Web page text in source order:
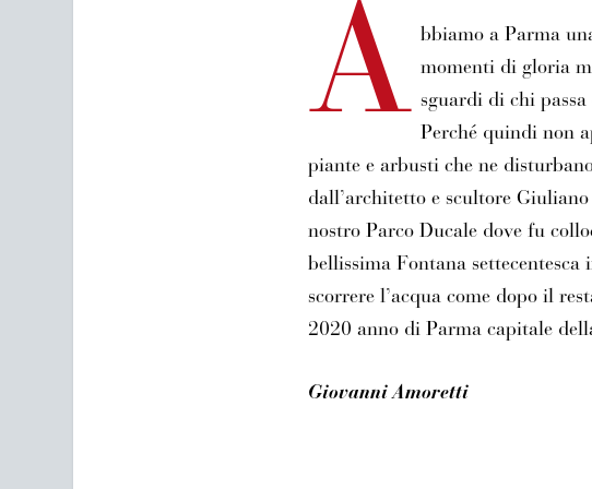
A bbiamo a Parma
momenti di gloria
sguardi di chi
Perché quindi non
piante e arbusti che ne
dall’architetto e scultore
nostro Parco Ducale dove fu
bellissima Fontana
scorrere l’acqua come dopo il
2020 anno di Parma capitale
Giovanni Amoretti